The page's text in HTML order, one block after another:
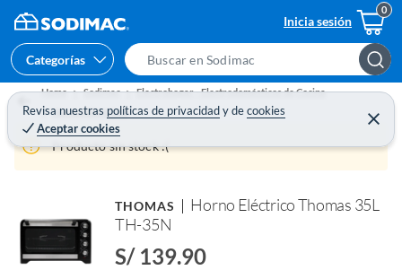
Inicia sesión
Categorías
e
a
c
Revisa nuestras políticas de privacidadydecookies
Aceptar cookies
C
e
r
Home Sodimac
Electrohogar - Electrodomésticos de Cocina
Hornos Eléctricos
Producto sin stock :(
THOMAS
Horno Eléctrico Thomas 35L
TH-35N
S/ 139.90